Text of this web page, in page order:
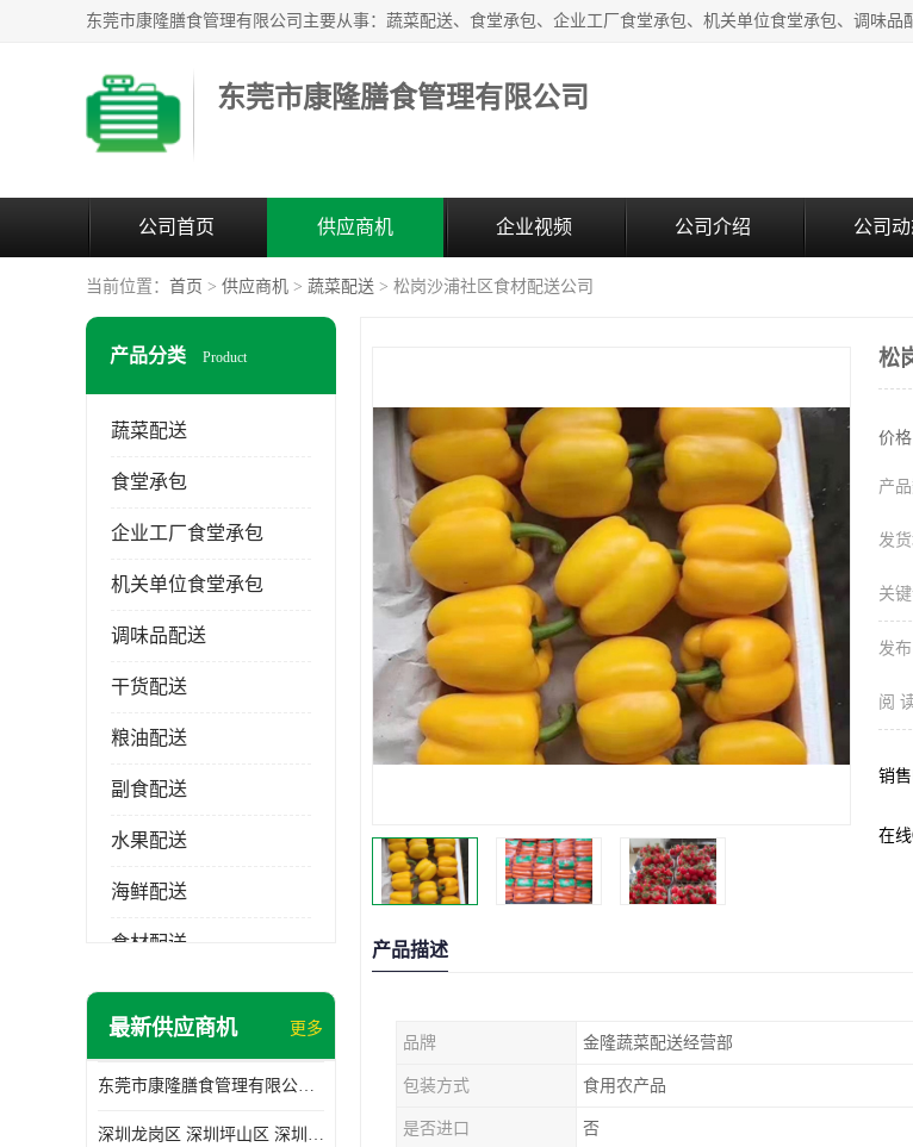
东莞市康隆膳食管理有限公司
公司首页 供应商机 企业视频 公司介绍 公司
当前位置： 首页 > 供应商机 > 蔬菜配送 > 松岗沙浦社区食材配送公司
产品分类 Product
蔬菜配送
食堂承包
企业工厂食堂承包
机关单位食堂承包
调味品配送
干货配送
粮油配送
副食配送
水果配送
海鲜配送
食材配送
最新供应商机 更多
东莞市康隆膳食管理有限公司主要经营蔬菜配送 东莞食堂承包 光明蔬菜配送 深圳市食堂承包 深圳市蔬菜配送等业务 欢迎咨询了解
深圳龙岗区 深圳坪山区 深圳光明区 深圳龙华区
松
价格
产品
发货
关键
发布
阅
销售
在线
产品描述
品牌 金隆蔬菜配送经营部
包装方式 食用农产品
是否进口 否